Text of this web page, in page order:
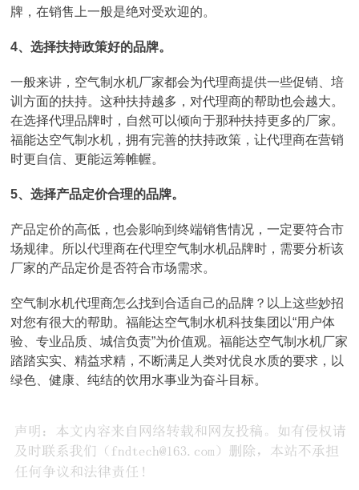
牌，在销售上一般是绝对受欢迎的。
4、选择扶持政策好的品牌。
一般来讲，空气制水机厂家都会为代理商提供一些促销、培
训方面的扶持。这种扶持越多，对代理商的帮助也会越大。
在选择代理品牌时，自然可以倾向于那种扶持更多的厂家。
福能达空气制水机，拥有完善的扶持政策，让代理商在营销
时更自信、更能运筹帷幄。
5、选择产品定价合理的品牌。
产品定价的高低，也会影响到终端销售情况，一定要符合市
场规律。所以代理商在代理空气制水机品牌时，需要分析该
厂家的产品定价是否符合市场需求。
空气制水机代理商怎么找到合适自己的品牌？以上这些妙招
对您有很大的帮助。福能达空气制水机科技集团以“用户体
验、专业品质、城信负责”为价值观。福能达空气制水机厂家
踏踏实实、精益求精，不断满足人类对优良水质的要求，以
绿色、健康、纯结的饮用水事业为奋斗目标。